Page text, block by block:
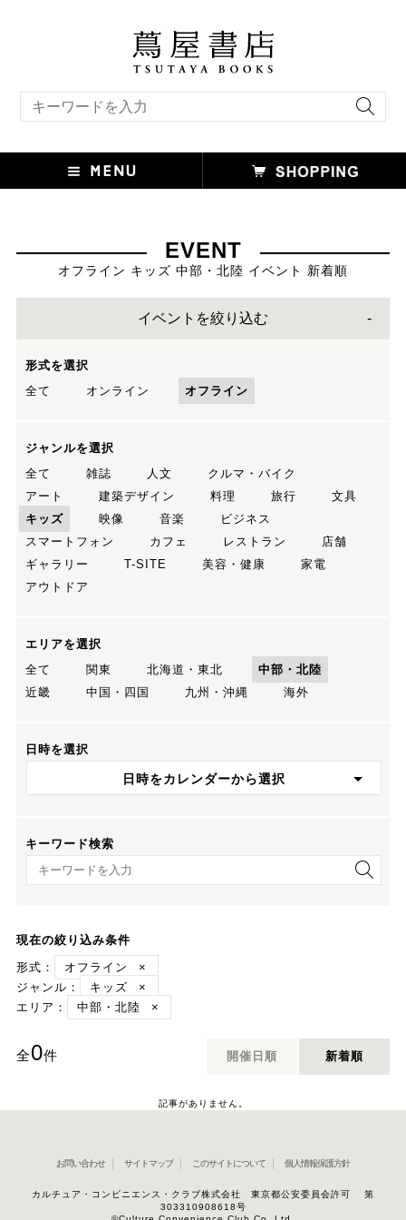
EVENT
オフライン キッズ 中部・北陸 イベント 新着順
イベントを絞り込む
形式を選択
全て
オンライン オフライン
ジャンルを選択
全て
雑誌 人文
クルマ・バイク
アート
建築デザイン 料理 旅行
文具
キッズ
映像 音楽
ビジネス
スマートフォン
カフェ レストラン
店舗
ギャラリー
T-SITE 美容・健康
家電
アウトドア
エリアを選択
全て
関東 北海道・東北
中部・北陸
近畿
中国・四国 九州・沖縄 海外
日時を選択
日時をカレンダーから選択
キーワード検索
キーワード検索
現在の絞り込み条件
形式：
オフライン
×
ジャンル：
キッズ
×
エリア：
中部・北陸 ×
全0件 開催日順 新着順
記事がありません。
お問い合わせ サイトマップ このサイトについて 個人情報保護方針
カルチュア・コンビニエンス・クラブ株式会社 東京都公安委員会許可 第
303310908618号